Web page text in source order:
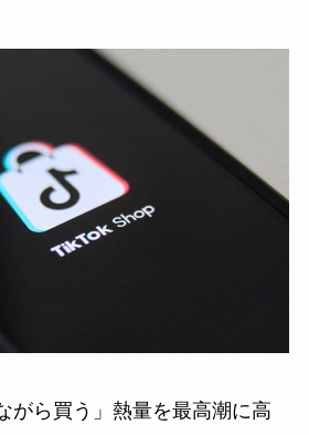
がら買う」熱量を最高潮に高